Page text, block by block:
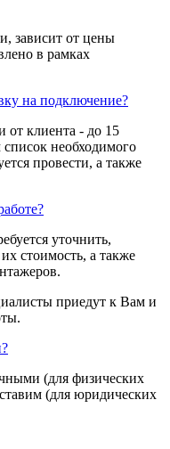
зависит от цены
в рамках
на подключение?
от клиента - до 15
необходимого
провести, а также
уточнить,
стоимость, а также
приедут к Вам и
(для физических
(для юридических